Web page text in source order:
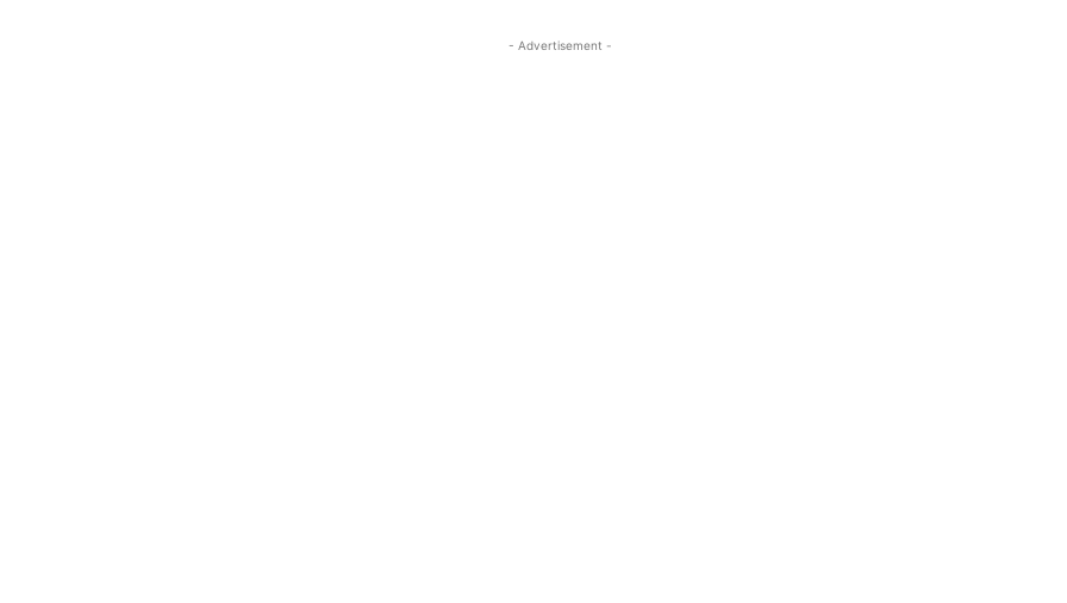
- Advertisement -